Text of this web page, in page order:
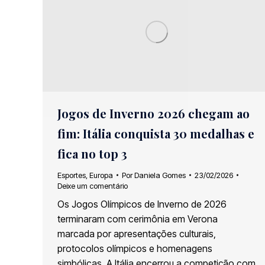
Jogos de Inverno 2026 chegam ao
fim: Itália conquista 30 medalhas e
fica no top 3
Esportes Europa PorDaniela Gomes
23/02/2026
Deixe um comentário
Os Jogos Olímpicos de Inverno de 2026
terminaram com cerimônia em Verona
marcada por apresentações culturais,
protocolos olímpicos e homenagens